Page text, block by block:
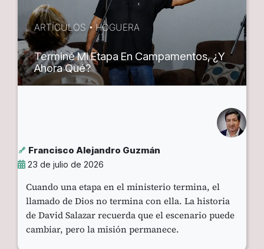
ARTÍCULOS •HOGUERA
Terminé Mi Etapa En Campamentos, ¿y
Ahora Qué?
Francisco Alejandro Guzmán
23 de julio de 2026
Cuando una etapa en el ministerio termina, el
llamado de Dios no termina con ella. La historia
de David Salazar recuerda que el escenario puede
cambiar, pero la misión permanece.